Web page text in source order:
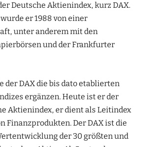
Deutsche Aktienindex, kurz DAX.
er 1988 von einer
unter anderem mit den
und der Frankfurter
DAX die bis dato etablierten
ergänzen. Heute ist er der
Aktienindex, er dient als Leitindex
Finanzprodukten. Der DAX ist die
der 30 größten und